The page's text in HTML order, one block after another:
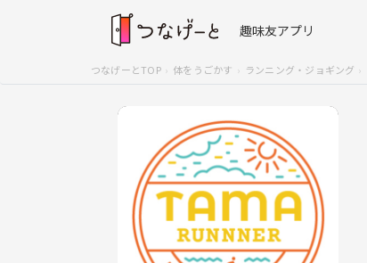
趣味友アプリ
つなげーとTOP 体をうごかす ランニング・ジョギング